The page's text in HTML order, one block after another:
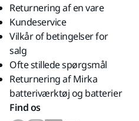
Returnering af en vare
Kundeservice
Vilkår of betingelser for
salg
Ofte stillede spørgsmål
Returnering af Mirka
batteriværktøj og batterier
Find os